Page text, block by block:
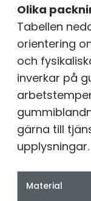
Olika
Tabellen
orientering
och
inverkar på
gärna till
upplysningar.
Material